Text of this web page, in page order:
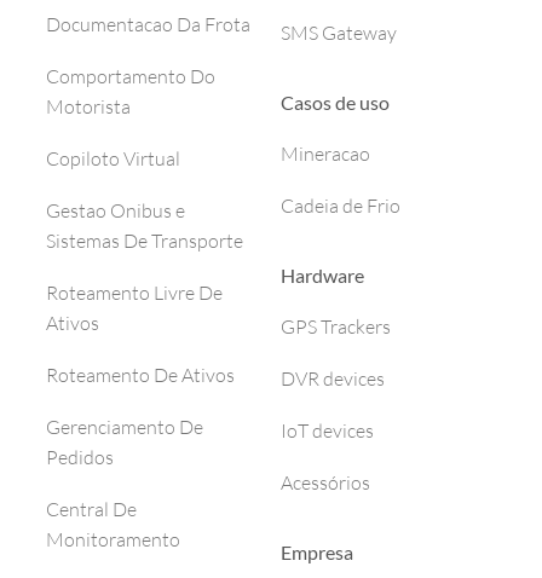
Documentacao Da Frota
Comportamento Do
Motorista
Copiloto Virtual
Gestao Onibus e
Sistemas De Transporte
Roteamento Livre De
Ativos
Roteamento De Ativos
Gerenciamento De
Pedidos
Central De
Monitoramento
SMS Gateway
Casos de uso
Mineracao
Cadeia de Frio
Hardware
GPS Trackers
DVR devices
IoT devices
Acessórios
Empresa